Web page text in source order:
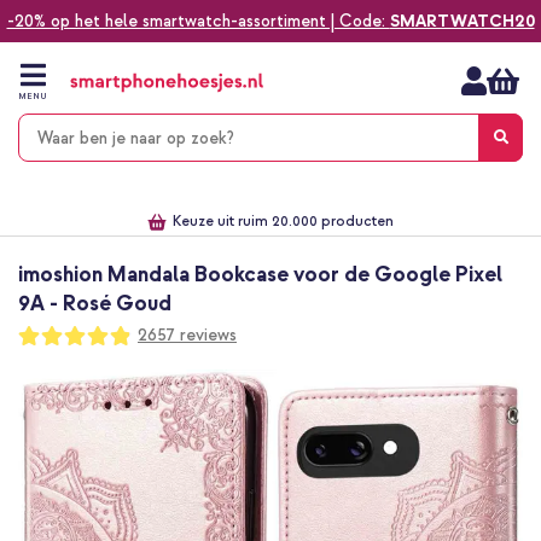
-20% op het hele smartwatch-assortiment | Code: SMARTWATCH20
naar
inhoud
MENU
Keuze uit ruim 20.000 producten
imoshion Mandala Bookcase voor de Google Pixel
9A - Rosé Goud
Waardering:
97
100
2657 reviews
naar
het
einde
van
de
afbeeldingen-
gallerij